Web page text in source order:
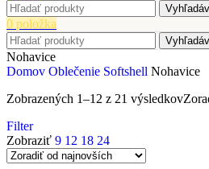
0 položka
Nohavice
Domov Oblečenie Softshell Nohavice
Zobrazených 1–12 z 21 výsledkov
Filter
Zobraziť 9 12 18 24